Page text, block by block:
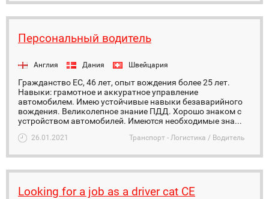
Персональный водитель
Англия Дания Швейцария
Гражданство ЕС, 46 лет, опыт вождения более 25 лет.
Навыки: грамотное и аккуратное управление
автомобилем. Имею устойчивые навыки безаварийного
вождения. Великолепное знание ПДД. Хорошо знаком с
устройством автомобилей. Имеются необходимые зна...
26.01.2021 Транспорт - Логистика / Водитель
Looking for a job as a driver cat CE